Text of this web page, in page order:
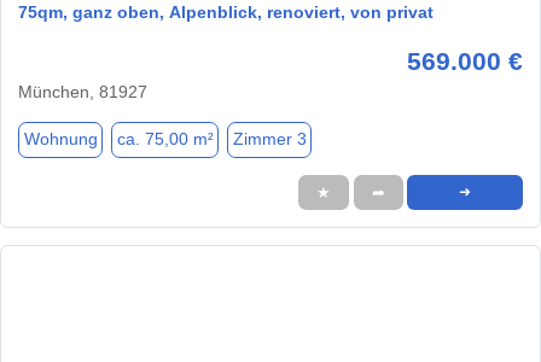
75qm, ganz oben, Alpenblick, renoviert, von privat
569.000 €
München, 81927
Wohnung ca. 75,00 m² Zimmer 3
★ ➦ ➜